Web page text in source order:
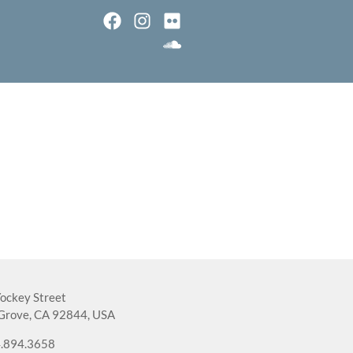
Street
CA 92844, USA